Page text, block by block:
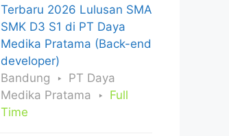
Terbaru 2026 Lulusan SMA
SMK D3 S1 di PT Daya
Medika Pratama (Back-end
developer)
Bandung
PT Daya
Medika Pratama
Full
Time